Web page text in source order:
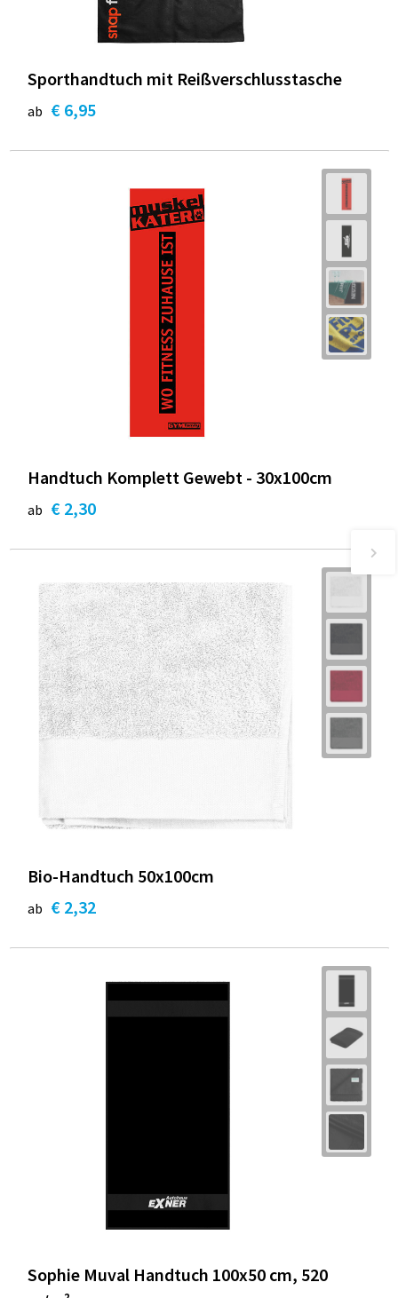
Sporthandtuch mit Reißverschlusstasche
ab € 6,95
Handtuch Komplett Gewebt - 30x100cm
ab € 2,30
Bio-Handtuch 50x100cm
ab € 2,32
Sophie Muval Handtuch 100x50 cm, 520